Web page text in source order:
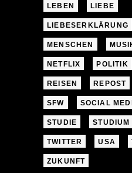
LEBEN LIEBE
LIEBESERKLÄRUNG
MENSCHEN
NETFLIX POLITIK
REISEN REPOST
SFW SOCIAL
STUDIE STUDIUM
TWITTER USA
ZUKUNFT